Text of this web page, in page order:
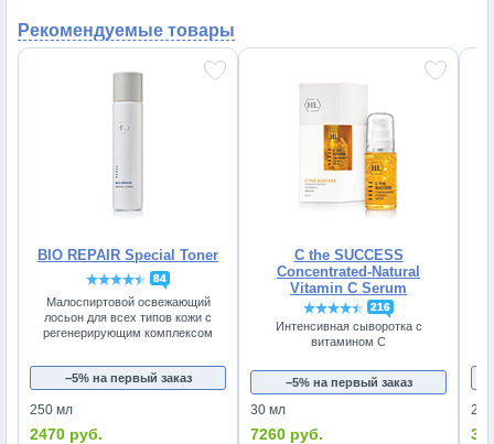
Рекомендуемые товары
BIO REPAIR Special Toner
84
Малоспиртовой освежающий
лосьон для всех типов кожи с
регенерирующим комплексом
−5% на первый заказ
250 мл
2470 руб.
C the SUCCESS
Concentrated-Natural
Vitamin C Serum
216
Интенсивная сыворотка с
витамином С
−5% на первый заказ
30 мл
7260 руб.